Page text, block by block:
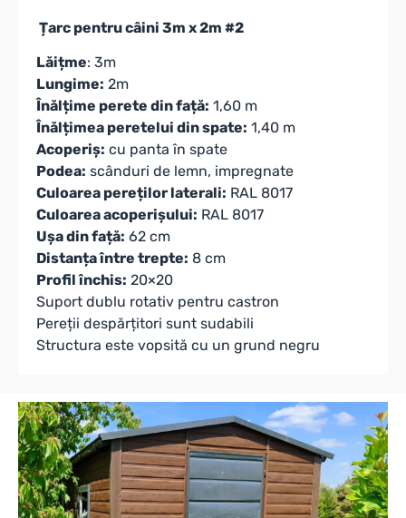
Țarc pentru câini 3m x 2m #2
Lăițme: 3m
Lungime: 2m
Înălțime perete din față: 1,60 m
Înălțimea peretelui din spate: 1,40 m
Acoperiș: cu panta în spate
Podea: scânduri de lemn, impregnate
Culoarea pereților laterali: RAL 8017
Culoarea acoperișului: RAL 8017
Ușa din față: 62 cm
Distanța între trepte: 8 cm
Profil închis: 20×20
Suport dublu rotativ pentru castron
Pereții despărțitori sunt sudabili
Structura este vopsită cu un grund negru